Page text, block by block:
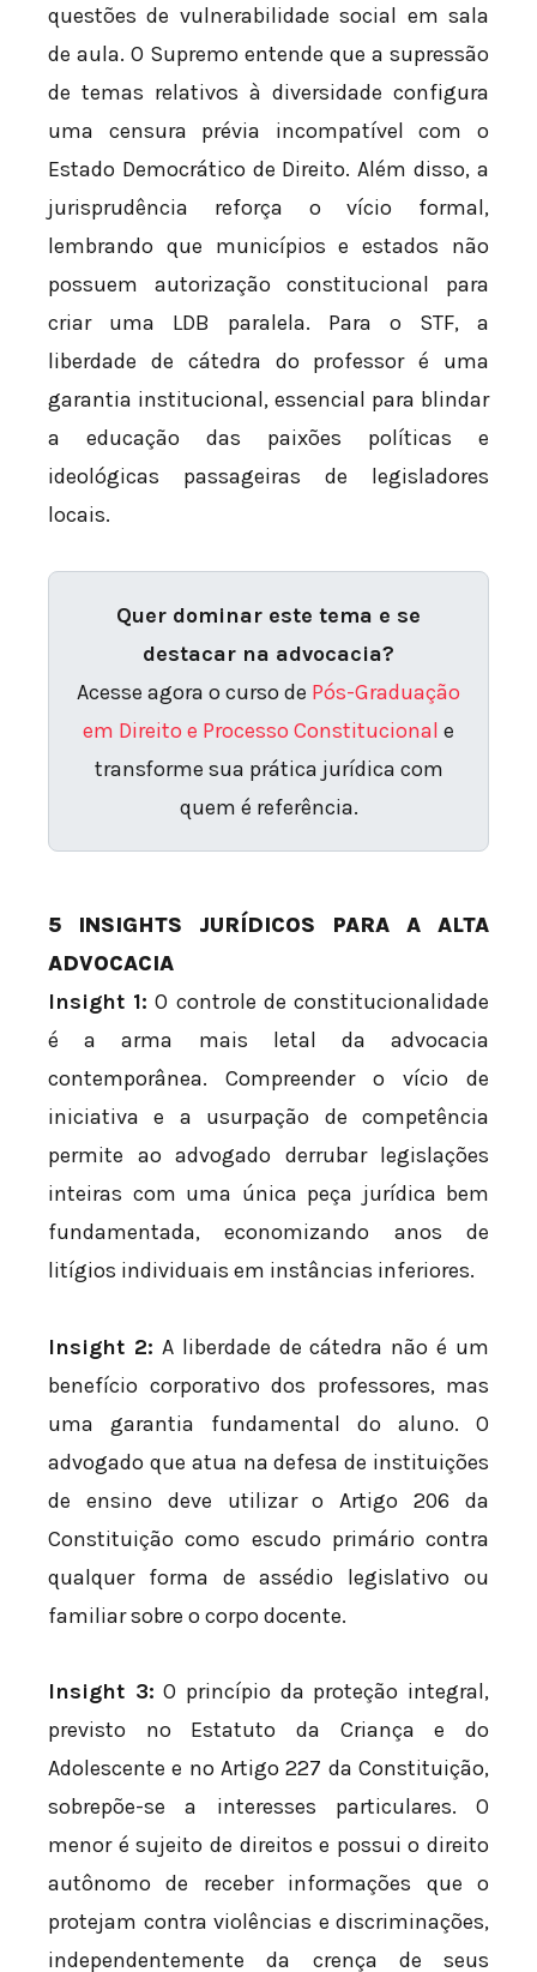
questões de vulnerabilidade social em sala
de aula. O Supremo entende que a supressão
de temas relativos à diversidade configura
uma censura prévia incompatível com o
Estado Democrático de Direito. Além disso, a
jurisprudência reforça o vício formal,
lembrando que municípios e estados não
possuem autorização constitucional para
criar uma LDB paralela. Para o STF, a
liberdade de cátedra do professor é uma
garantia institucional, essencial para blindar
a educação das paixões políticas e
ideológicas passageiras de legisladores
locais.
Quer dominar este tema e se
destacar na advocacia?
Acesse agora o curso de Pós-Graduação
em Direito e Processo Constitucional e
transforme sua prática jurídica com
quem é referência.
5 INSIGHTS JURÍDICOS PARA A ALTA
ADVOCACIA
Insight 1: O controle de constitucionalidade
é a arma mais letal da advocacia
contemporânea. Compreender o vício de
iniciativa e a usurpação de competência
permite ao advogado derrubar legislações
inteiras com uma única peça jurídica bem
fundamentada, economizando anos de
litígios individuais em instâncias inferiores.
Insight 2: A liberdade de cátedra não é um
benefício corporativo dos professores, mas
uma garantia fundamental do aluno. O
advogado que atua na defesa de instituições
de ensino deve utilizar o Artigo 206 da
Constituição como escudo primário contra
qualquer forma de assédio legislativo ou
familiar sobre o corpo docente.
Insight 3: O princípio da proteção integral,
previsto no Estatuto da Criança e do
Adolescente e no Artigo 227 da Constituição,
sobrepõe-se a interesses particulares. O
menor é sujeito de direitos e possui o direito
autônomo de receber informações que o
protejam contra violências e discriminações,
independentemente da crença de seus